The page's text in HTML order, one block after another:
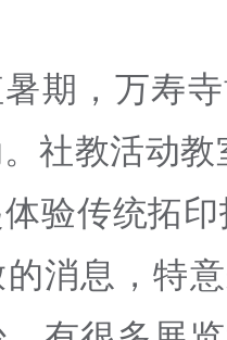
期，万寿
社教活动
验传统拓
消息，特